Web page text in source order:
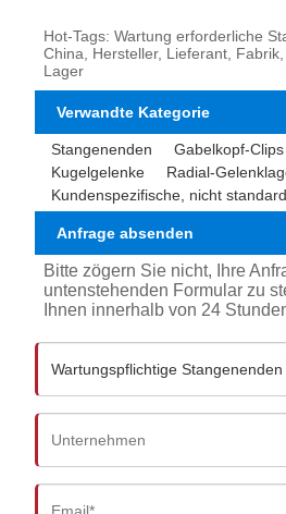
Hot-Tags: Wartung erforderliche
China, Hersteller, Lieferant,
Lager
Verwandte Kategorie
Stangenenden
Gabelkopf-
Kugelgelenke
Radial-
Kundenspezifische, nicht
Anfrage absenden
Bitte zögern Sie nicht, Ihre
untenstehenden Formular zu
Ihnen innerhalb von 24